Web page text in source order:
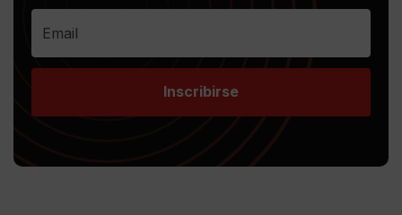
Inscribirse